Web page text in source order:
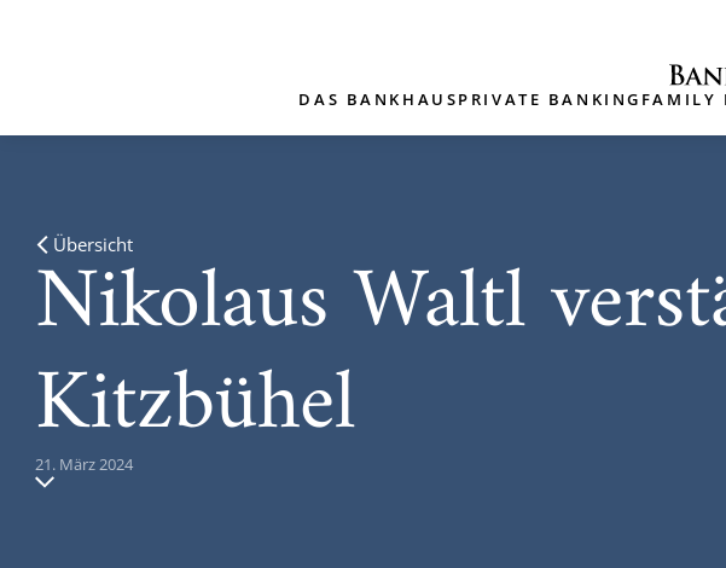
DAS BANKHAUSPRIVATE BANKING FAMILY
Übersicht
Nikolaus Waltl
Kitzbühel
21. März 2024